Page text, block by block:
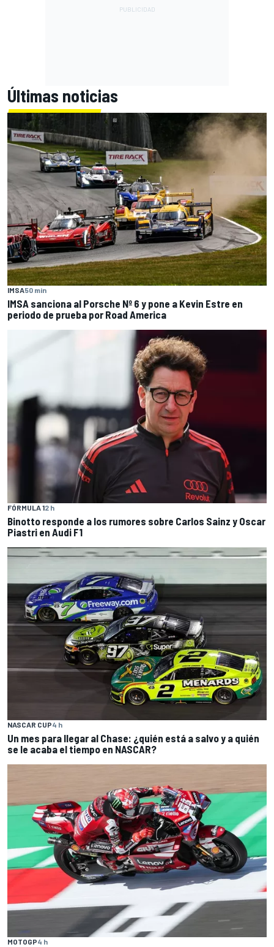
Últimas noticias
IMSA50 min
IMSA sanciona al Porsche Nº 6 y pone a Kevin Estre en
periodo de prueba por Road America
FÓRMULA 12 h
Binotto responde a los rumores sobre Carlos Sainz y Oscar
Piastri en Audi F1
NASCAR CUP4 h
Un mes para llegar al Chase: ¿quién está a salvo y a quién
se le acaba el tiempo en NASCAR?
MOTOGP4 h